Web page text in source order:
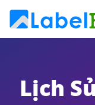
Lịch